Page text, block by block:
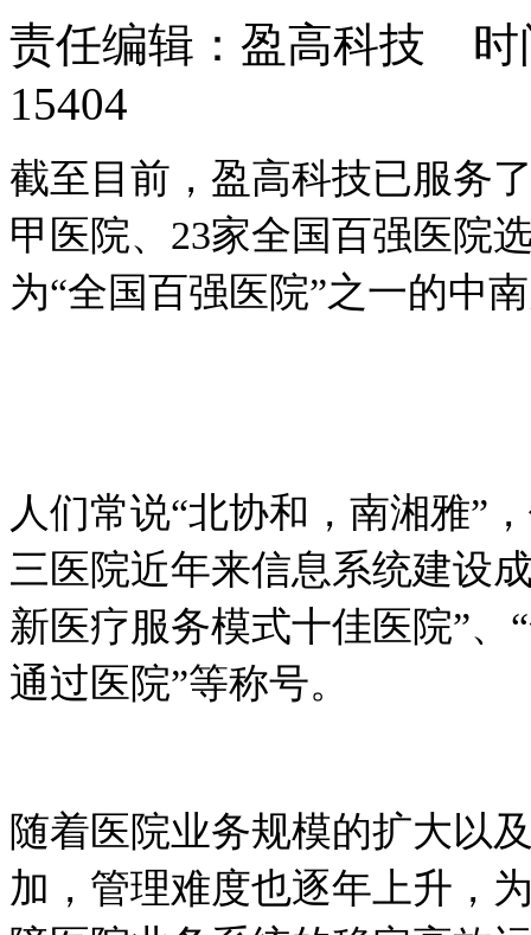
责任编辑：盈高科技 时
15404
截至目前，盈高科技已服务
甲医院、23家全国百强医院
为“全国百强医院”之一的中
人们常说“北协和，南湘雅”
三医院近年来信息系统建设
新医疗服务模式十佳医院”
通过医院”等称号。
随着医院业务规模的扩大以
加，管理难度也逐年上升，